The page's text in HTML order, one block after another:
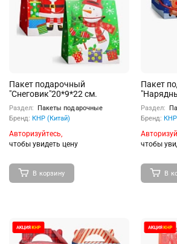
Пакет подарочный
"Снеговик"20*9*22 см.
Раздел:
Пакеты подарочные
Бренд: КНР (Китай)
Авторизуйтесь,
чтобы увидеть цену
В корзину
Пакет
х 16 см
Раздел:
Бренд: КНР
чтобы
В